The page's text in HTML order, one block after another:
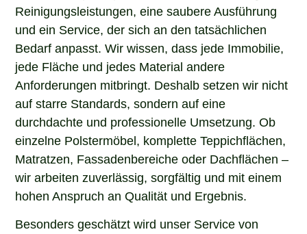
Reinigungsleistungen, eine saubere Ausführung
und ein Service, der sich an den tatsächlichen
Bedarf anpasst. Wir wissen, dass jede Immobilie,
jede Fläche und jedes Material andere
Anforderungen mitbringt. Deshalb setzen wir nicht
auf starre Standards, sondern auf eine
durchdachte und professionelle Umsetzung. Ob
einzelne Polstermöbel, komplette Teppichflächen,
Matratzen, Fassadenbereiche oder Dachflächen –
wir arbeiten zuverlässig, sorgfältig und mit einem
hohen Anspruch an Qualität und Ergebnis.
Besonders geschätzt wird unser Service von